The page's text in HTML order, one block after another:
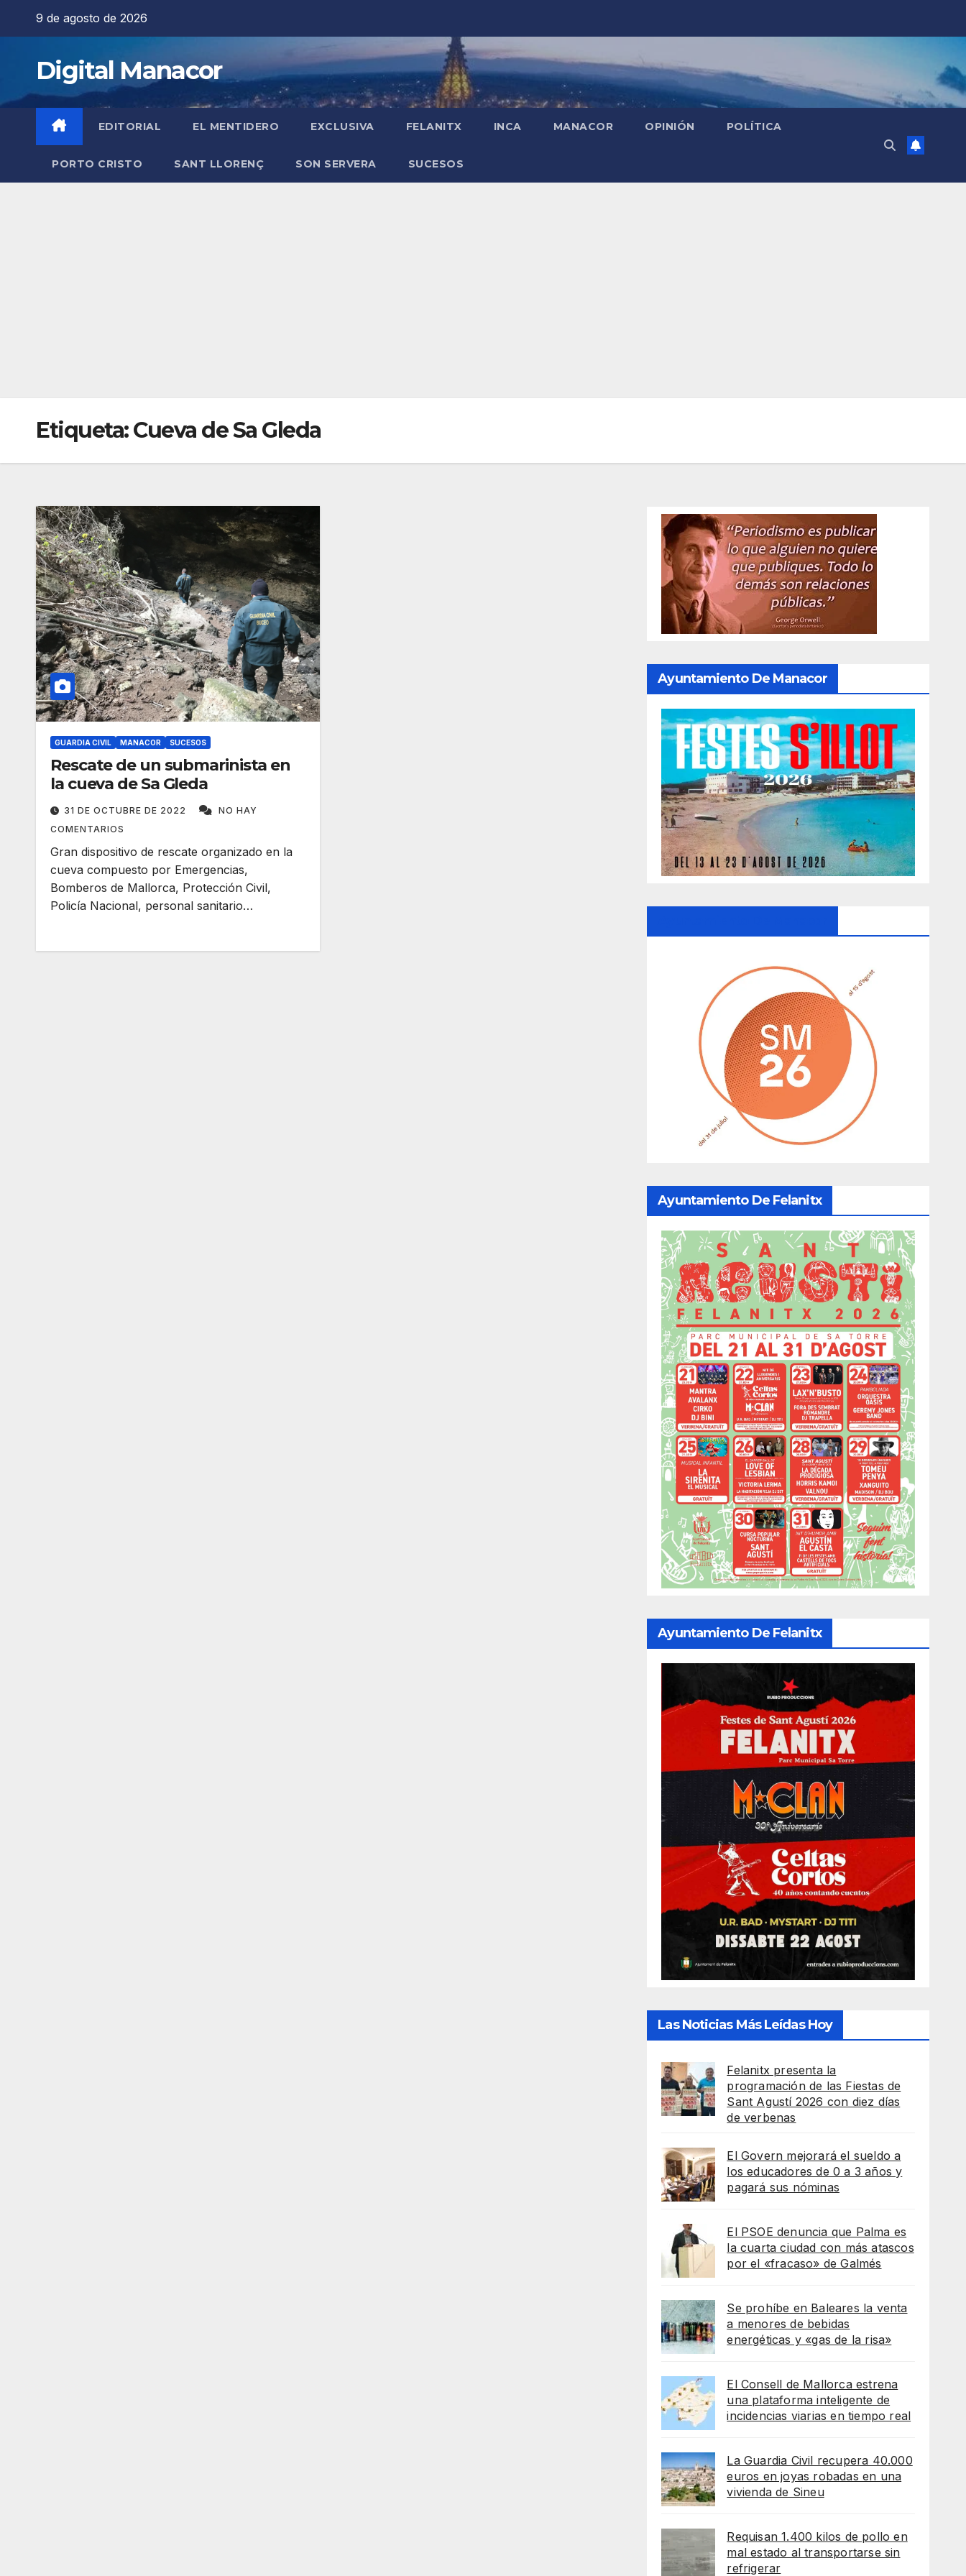
9 de agosto de 2026
Digital Manacor
EDITORIAL EL MENTIDERO EXCLUSIVA FELANITX INCA MANACOR OPINIÓN POLÍTICA
PORTO CRISTO SANT LLORENÇ SON SERVERA SUCESOS
Etiqueta:Cueva de Sa Gleda
GUARDIA CIVIL MANACOR SUCESOS
Rescate de un submarinista en
la cueva de Sa Gleda
31 DE OCTUBRE DE 2022
NO HAY
COMENTARIOS
Gran dispositivo de rescate organizado en la
cueva compuesto por Emergencias,
Bomberos de Mallorca, Protección Civil,
Policía Nacional, personal sanitario…
Ayuntamiento De Manacor
Ayuntamiento De Felanitx
Ayuntamiento De Felanitx
Las Noticias Más Leídas Hoy
Felanitx presenta la
programación de las Fiestas de
Sant Agustí 2026 con diez días
de verbenas
El Govern mejorará el sueldo a
los educadores de 0 a 3 años y
pagará sus nóminas
El PSOE denuncia que Palma es
la cuarta ciudad con más atascos
por el «fracaso» de Galmés
Se prohíbe en Baleares la venta
a menores de bebidas
energéticas y «gas de la risa»
El Consell de Mallorca estrena
una plataforma inteligente de
incidencias viarias en tiempo real
La Guardia Civil recupera 40.000
euros en joyas robadas en una
vivienda de Sineu
Requisan 1.400 kilos de pollo en
mal estado al transportarse sin
refrigerar